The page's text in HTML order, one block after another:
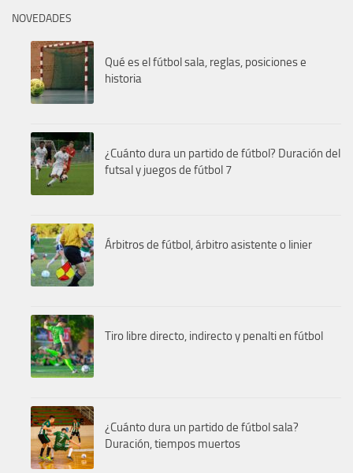
NOVEDADES
Qué es el fútbol sala, reglas, posiciones e
historia
¿Cuánto dura un partido de fútbol? Duración del
futsal y juegos de fútbol 7
Árbitros de fútbol, árbitro asistente o linier
Tiro libre directo, indirecto y penalti en fútbol
¿Cuánto dura un partido de fútbol sala?
Duración, tiempos muertos